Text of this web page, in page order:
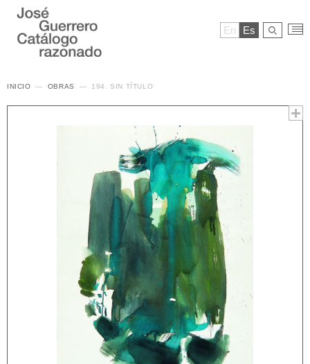
En Es
INICIO OBRAS 194. SIN TÍTULO